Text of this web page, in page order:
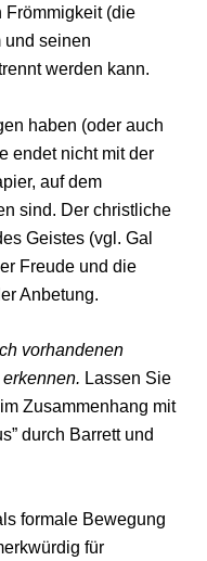
Frömmigkeit (die
und seinen
werden kann.
haben (oder auch
endet nicht mit der
auf dem
sind. Der christliche
Geistes (vgl. Gal
Freude und die
Anbetung.
vorhandenen
Lassen Sie
Zusammenhang mit
durch Barrett und
formale Bewegung
für